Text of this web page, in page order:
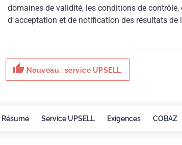
domaines de validité, les conditions de contrôle,
d''acceptation et de notification des résultats de
thumb_up Nouveau : service UPSELL
Résumé Service UPSELL Exigences COBAZ